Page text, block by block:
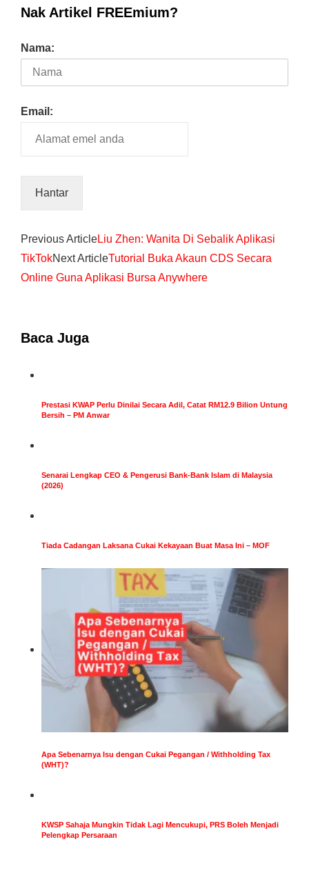
Nak Artikel FREEmium?
Nama:
Email:
Previous ArticleLiu Zhen: Wanita Di Sebalik Aplikasi
TikTokNext ArticleTutorial Buka Akaun CDS Secara
Online Guna Aplikasi Bursa Anywhere
Baca Juga
Prestasi KWAP Perlu Dinilai Secara Adil, Catat RM12.9 Bilion Untung
Bersih – PM Anwar
Senarai Lengkap CEO & Pengerusi Bank-Bank Islam di Malaysia
(2026)
Tiada Cadangan Laksana Cukai Kekayaan Buat Masa Ini – MOF
Apa Sebenarnya Isu dengan Cukai Pegangan / Withholding Tax
(WHT)?
KWSP Sahaja Mungkin Tidak Lagi Mencukupi, PRS Boleh Menjadi
Pelengkap Persaraan